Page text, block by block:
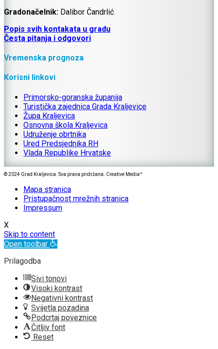
Gradonačelnik: Dalibor Čandrlić
Popis svih kontakata u gradu
Česta pitanja i odgovori
Vremenska prognoza
Korisni linkovi
Primorsko-goranska županija
Turistička zajednica Grada Kraljevice
Župa Kraljevica
Osnovna škola Kraljevica
Udruženje obrtnika
Ured Predsjednika RH
Vlada Republike Hrvatske
© 2024 Grad Kraljevica. Sva prava pridržana. Creative Media™
Mapa stranica
Pristupačnost mrežnih stranica
Impressum
X
Skip to content
Open toolbar
Prilagodba
Sivi tonovi
Visoki kontrast
Negativni kontrast
Svijetla pozadina
Podcrtaj poveznice
Čitljiv font
Reset